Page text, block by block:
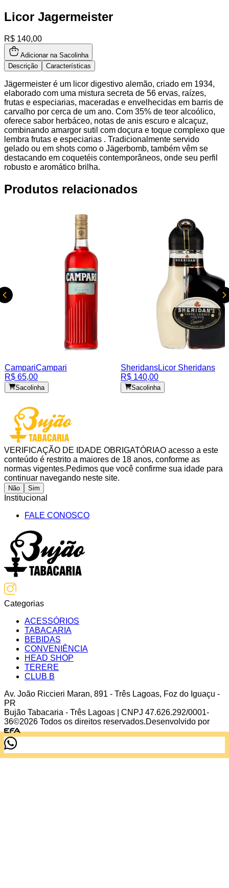
Licor Jagermeister
R$ 140,00
Adicionar na Sacolinha
Descrição
Características
Jägermeister é um licor digestivo alemão, criado em 1934,
elaborado com uma mistura secreta de 56 ervas, raízes,
frutas e especiarias, maceradas e envelhecidas em barris de
carvalho por cerca de um ano. Com 35% de teor alcoólico,
oferece sabor herbáceo, notas de anis escuro e alcaçuz,
combinando amargor sutil com doçura e toque complexo que
lembra frutas e especiarias . Tradicionalmente servido
gelado ou em shots como o Jägerbomb, também vêm se
destacando em coquetéis contemporâneos, onde seu perfil
robusto e aromático brilha.
Produtos relacionados
CampariCampari
R$ 65,00
Sacolinha
SheridansLicor Sheridans
R$ 140,00
Sacolinha
VERIFICAÇÃO DE IDADE OBRIGATÓRIAO acesso a este
conteúdo é restrito a maiores de 18 anos, conforme as
normas vigentes.Pedimos que você confirme sua idade para
continuar navegando neste site.
Não Sim
Institucional
FALE CONOSCO
Categorias
ACESSÓRIOS
TABACARIA
BEBIDAS
CONVENIÊNCIA
HEAD SHOP
TERERE
CLUB B
Av. João Riccieri Maran, 891 - Três Lagoas, Foz do Iguaçu -
PR
Bujão Tabacaria - Três Lagoas | CNPJ 47.626.292/0001-
36©2026 Todos os direitos reservados.Desenvolvido por